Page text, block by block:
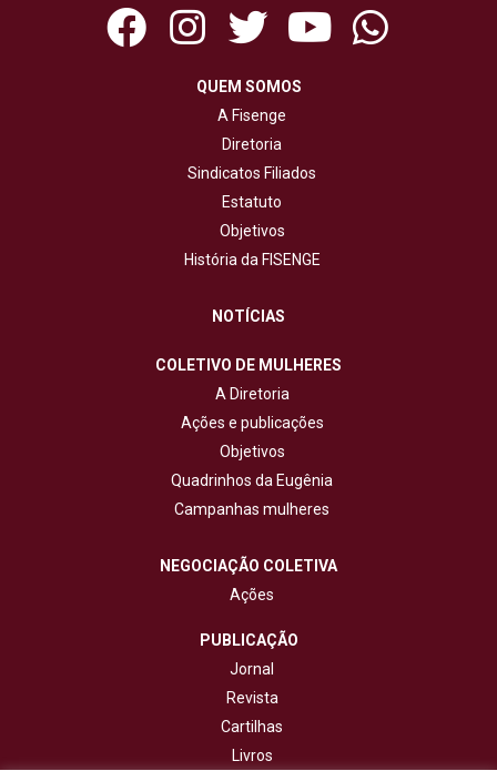
QUEM SOMOS
A Fisenge
Diretoria
Sindicatos Filiados
Estatuto
Objetivos
História da FISENGE
NOTÍCIAS
COLETIVO DE MULHERES
A Diretoria
Ações e publicações
Objetivos
Quadrinhos da Eugênia
Campanhas mulheres
NEGOCIAÇÃO COLETIVA
Ações
PUBLICAÇÃO
Jornal
Revista
Cartilhas
Livros